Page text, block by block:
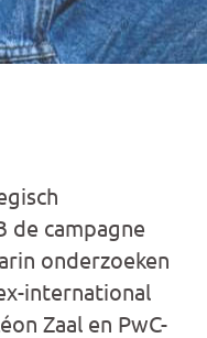
de campagne
onderzoeken
international
Zaal en PwC-